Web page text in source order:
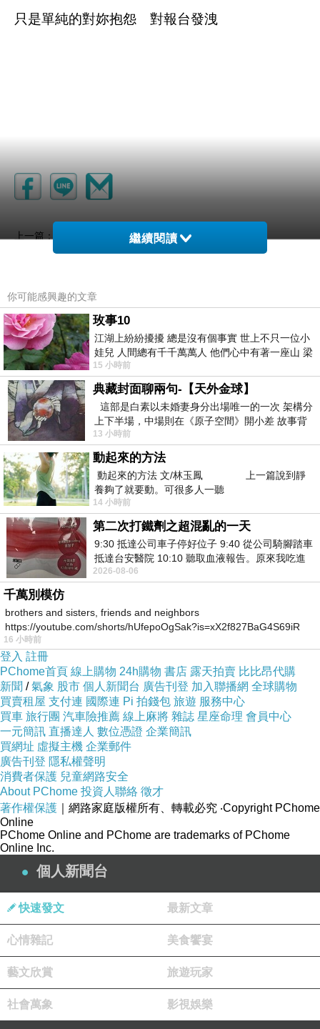
只是單純的對妳抱怨 對報台發洩
上一篇： 繼續閱讀
你可能感興趣的文章
玫事10
江湖上紛紛擾擾 總是沒有個事實 世上不只一位小
娃兒 人間總有千千萬萬人 他們心中有著一座山 梁
山佛山泰華衡恆嵩 一山之高
15 小時前
典藏封面聊兩句-【天外金球】
這部是白素以未婚妻身分出場唯一的一次 架構分
上下半場，中場則在《原子空間》開小差 故事背
景影射西藏境外流亡 地下組織
13 小時前
動起來的方法
動起來的方法 文/林玉鳳 上一篇說到靜
養夠了就要動。可很多人一聽
14 小時前
第二次打鐵劑之超混亂的一天
9:30 抵達公司車子停好位子 9:40 從公司騎腳踏車
抵達台安醫院 10:10 聽取血液報告。原來我吃進
去的 B12 彌可保並非沒有吸收而是超
2026-08-06
千萬別模仿
brothers and sisters, friends and neighbors
https://youtube.com/shorts/hUfepoOgSak?is=xX2f827BaG4S69iR
https
16 小時前
登入 註冊
PChome首頁 線上購物 24h購物 書店 露天拍賣 比比昂代購
新聞 /氣象 股市 個人新聞台 廣告刊登 加入聯播網 全球購物
買賣租屋 支付連 國際連 Pi 拍錢包 旅遊 服務中心
買車 旅行團 汽車險推薦 線上麻將 雜誌 星座命理 會員中心
一元簡訊 直播達人 數位憑證 企業簡訊
買網址 虛擬主機 企業郵件
廣告刊登 隱私權聲明
消費者保護 兒童網路安全
About PChome 投資人聯絡 徵才
著作權保護 ｜網路家庭版權所有、轉載必究 ‧Copyright PChome
Online
PChome Online and PChome are trademarks of PChome
Online Inc.
個人新聞台
快速發文 最新文章
心情雜記 美食饗宴
藝文欣賞 旅遊玩家
社會萬象 影視娛樂